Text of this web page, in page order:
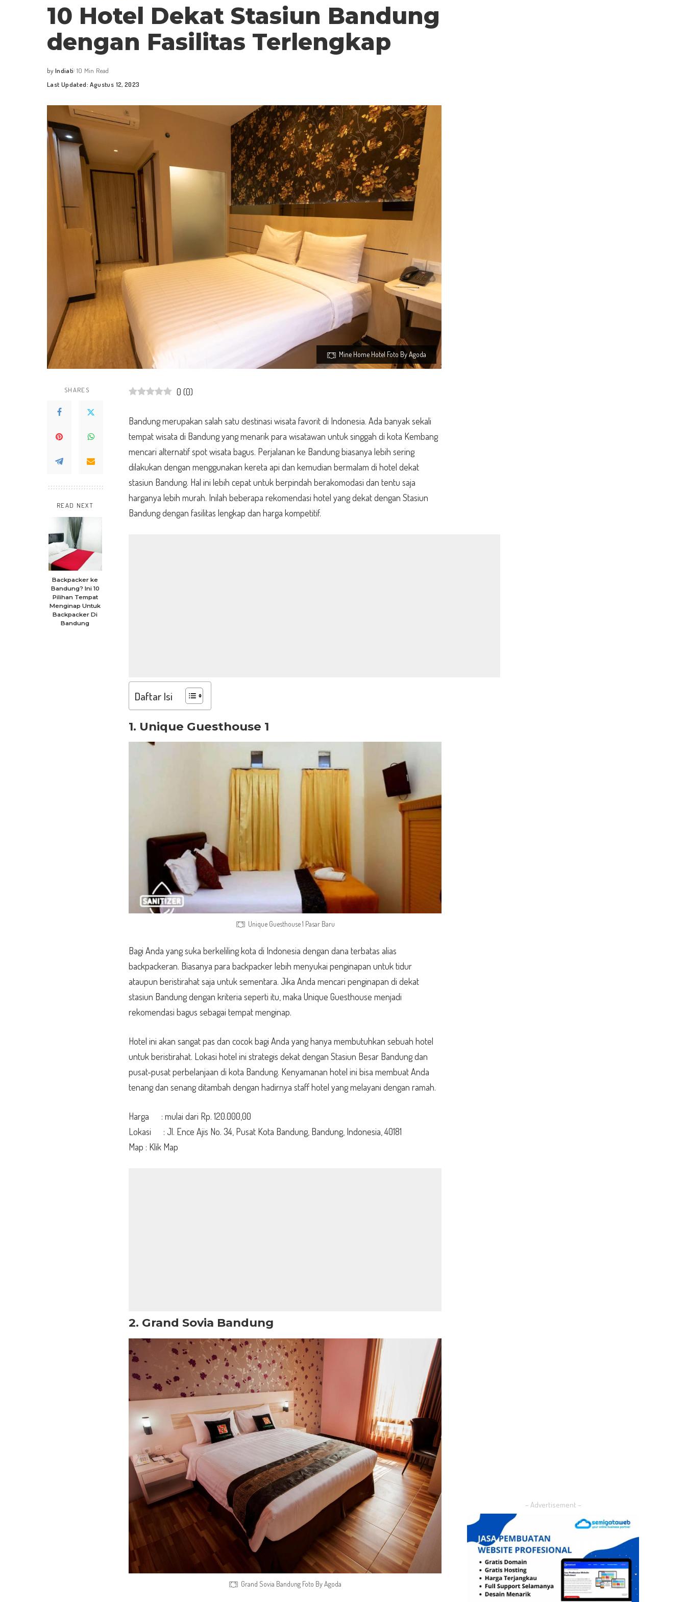
10 Hotel Dekat Stasiun Bandung
dengan Fasilitas Terlengkap
Posted
by
by Indiati 10 Min Read
Last Updated: Agustus 12, 2023
Mine Home Hotel Foto By Agoda
SHARES
READ NEXT
Backpacker ke
Bandung? Ini 10
Pilihan Tempat
Menginap Untuk
Backpacker Di
Bandung
0 (0)
Bandung merupakan salah satu destinasi wisata favorit di Indonesia. Ada banyak sekali
tempat wisata di Bandungyang menarik para wisatawan untuk singgah di kota Kembang
mencari alternatif spot wisata bagus. Perjalanan ke Bandung biasanya lebih sering
dilakukan dengan menggunakan kereta api dan kemudian bermalam di hotel dekat
stasiun Bandung. Hal ini lebih cepat untuk berpindah berakomodasi dan tentu saja
harganya lebih murah. Inilah beberapa rekomendasi hotel yang dekat dengan Stasiun
Bandung dengan fasilitas lengkap dan harga kompetitif.
Daftar Isi
1. Unique Guesthouse 1
Unique Guesthouse 1 Pasar Baru
Bagi Anda yang suka berkeliling kota di Indonesia dengan dana terbatas alias
backpackeran. Biasanya para backpacker lebih menyukai penginapan untuk tidur
ataupun beristirahat saja untuk sementara. Jika Anda mencari penginapan di dekat
stasiun Bandung dengan kriteria seperti itu, maka Unique Guesthouse menjadi
rekomendasi bagus sebagai tempat menginap.
Hotel ini akan sangat pas dan cocok bagi Anda yang hanya membutuhkan sebuah hotel
untuk beristirahat. Lokasi hotel ini strategis dekat dengan Stasiun Besar Bandung dan
pusat-pusat perbelanjaan di kota Bandung. Kenyamanan hotel ini bisa membuat Anda
tenang dan senang ditambah dengan hadirnya staff hotel yang melayani dengan ramah.
Harga : mulai dari Rp. 120.000,00
Lokasi : Jl. Ence Ajis No. 34, Pusat Kota Bandung, Bandung, Indonesia, 40181
Map : Klik Map
2. Grand Sovia Bandung
Grand Sovia Bandung Foto By Agoda
– Advertisement –